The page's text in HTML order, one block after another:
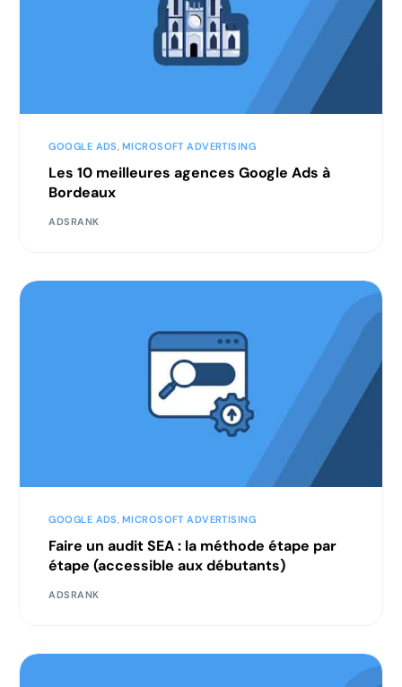
GOOGLE ADS MICROSOFT ADVERTISING
Les 10 meilleures agences Google Ads à
Bordeaux
ADSRANK
GOOGLE ADS MICROSOFT ADVERTISING
Faire un audit SEA : la méthode étape par
étape (accessible aux débutants)
ADSRANK